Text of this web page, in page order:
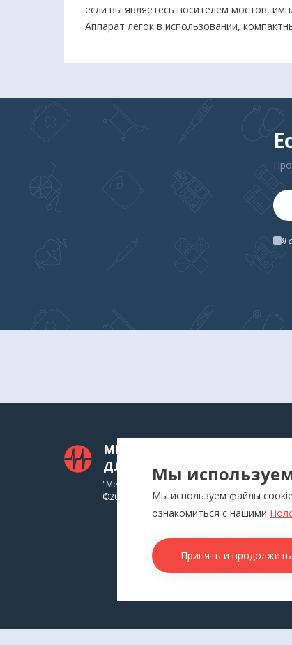
если вы являетесь носителем мостов,
Аппарат легок в использовании,
Я
МЕДТЕХНИКА
ДЛЯ ВАС
"Медтехника для Вас"
©2026
Мы
Мы используем файлы
ознакомиться с нашими
Принять и продолжить